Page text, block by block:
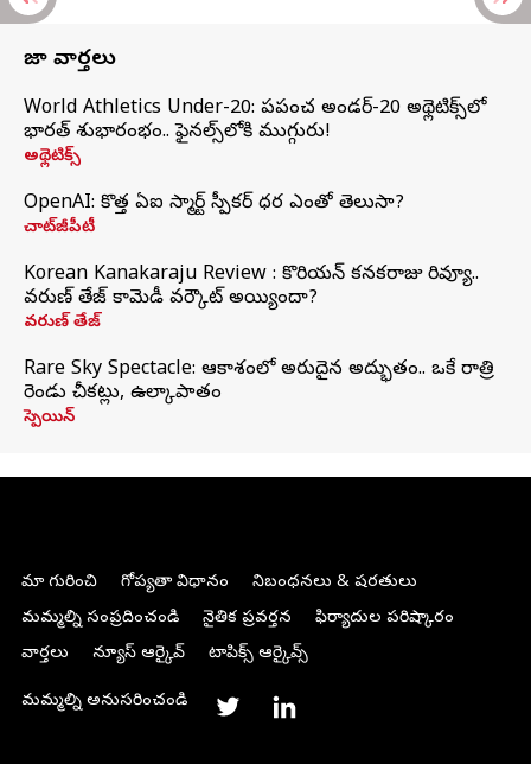
తాజా వార్తలు
World Athletics Under-20: ప్రపంచ అండర్-20 అథ్లెటిక్స్‌లో
భారత్‌ శుభారంభం.. ఫైనల్స్‌లోకి ముగ్గురు!
అథ్లెటిక్స్
OpenAI: కొత్త ఏఐ స్మార్ట్ స్పీకర్ ధర ఎంతో తెలుసా?
చాట్‌జీపీటీ
Korean Kanakaraju Review : కొరియన్ కనకరాజు రివ్యూ..
వరుణ్ తేజ్ కామెడీ వర్కౌట్ అయ్యిందా?
వరుణ్ తేజ్
Rare Sky Spectacle: ఆకాశంలో అరుదైన అద్భుతం.. ఒకే రాత్రి
రెండు చీకట్లు, ఉల్కాపాతం
స్పెయిన్
మా గురించి గోప్యతా విధానం
నిబంధనలు & షరతులు
మమ్మల్ని సంప్రదించండి
నైతిక ప్రవర్తన
ఫిర్యాదుల పరిష్కారం
వార్తలు
న్యూస్ ఆర్కైవ్ టాపిక్స్ ఆర్కైవ్స్
మమ్మల్ని అనుసరించండి